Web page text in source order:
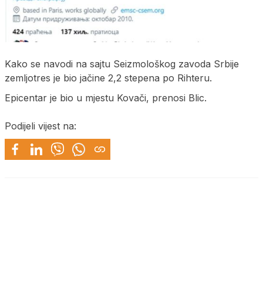
Kako se navodi na sajtu Seizmološkog zavoda Srbije
zemljotres je bio jačine 2,2 stepena po Rihteru.
Epicentar je bio u mjestu Kovači, prenosi Blic.
Podijeli vijest na: